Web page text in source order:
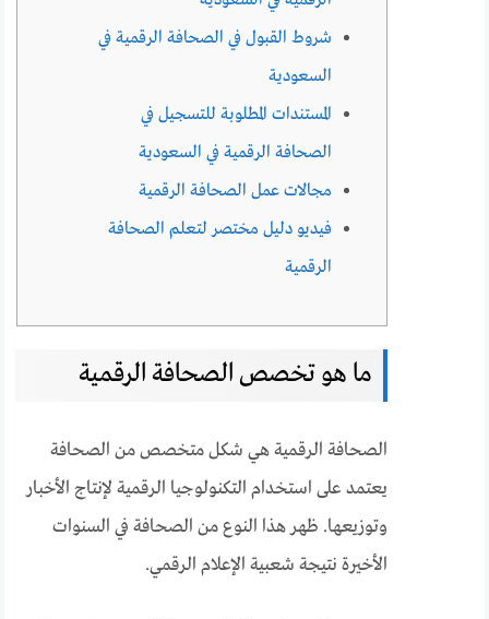
شروط القبول في الصحافة الرقمية في
السعودية
المستندات المطلوبة للتسجيل في
الصحافة الرقمية في السعودية
مجالات عمل الصحافة الرقمية
فيديو دليل مختصر لتعلم الصحافة
الرقمية
ما هو تخصص الصحافة الرقمية
الصحافة الرقمية هي شكل متخصص من الصحافة
يعتمد على استخدام التكنولوجيا الرقمية لإنتاج الأخبار
وتوزيعها. ظهر هذا النوع من الصحافة في السنوات
الأخيرة نتيجة شعبية الإعلام الرقمي.